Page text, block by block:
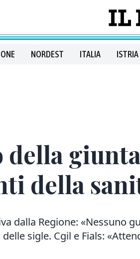
NORDEST ITALIA
della
dalla Regione: «Nessuno
delle sigle. Cgil e Fials: